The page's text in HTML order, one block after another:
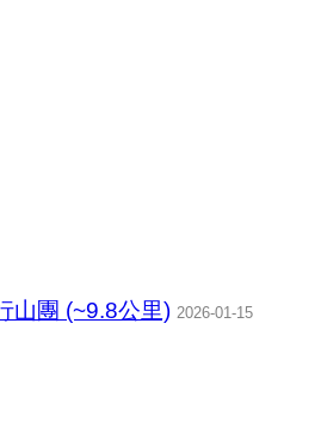
山團 (~9.8公里) 2026-01-15